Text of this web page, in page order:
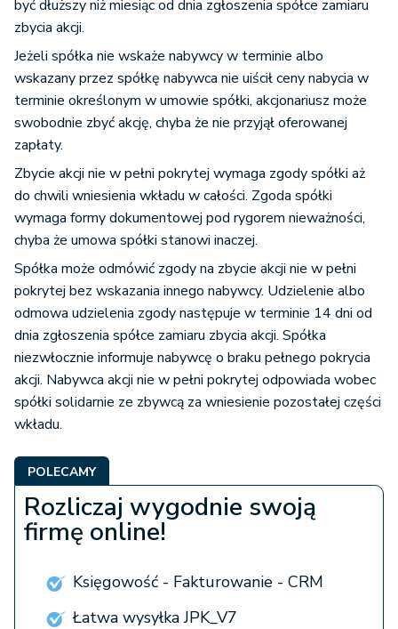
być dłuższy niż miesiąc od dnia zgłoszenia spółce zamiaru
zbycia akcji.
Jeżeli spółka nie wskaże nabywcy w terminie albo
wskazany przez spółkę nabywca nie uiścił ceny nabycia w
terminie określonym w umowie spółki, akcjonariusz może
swobodnie zbyć akcję, chyba że nie przyjął oferowanej
zapłaty.
Zbycie akcji nie w pełni pokrytej wymaga zgody spółki aż
do chwili wniesienia wkładu w całości. Zgoda spółki
wymaga formy dokumentowej pod rygorem nieważności,
chyba że umowa spółki stanowi inaczej.
Spółka może odmówić zgody na zbycie akcji nie w pełni
pokrytej bez wskazania innego nabywcy. Udzielenie albo
odmowa udzielenia zgody następuje w terminie 14 dni od
dnia zgłoszenia spółce zamiaru zbycia akcji. Spółka
niezwłocznie informuje nabywcę o braku pełnego pokrycia
akcji. Nabywca akcji nie w pełni pokrytej odpowiada wobec
spółki solidarnie ze zbywcą za wniesienie pozostałej części
wkładu.
POLECAMY
Rozliczaj wygodnie swoją
firmę online!
Księgowość - Fakturowanie - CRM
Łatwa wysyłka JPK_V7